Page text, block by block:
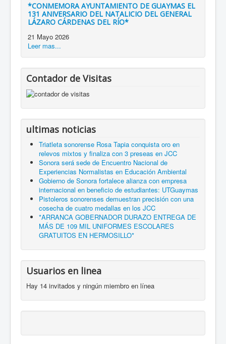
*CONMEMORA AYUNTAMIENTO DE GUAYMAS EL
131 ANIVERSARIO DEL NATALICIO DEL GENERAL
LÁZARO CÁRDENAS DEL RÍO*
21 Mayo 2026
Leer mas...
Contador de Visitas
ultimas noticias
Triatleta sonorense Rosa Tapia conquista oro en
relevos mixtos y finaliza con 3 preseas en JCC
Sonora será sede de Encuentro Nacional de
Experiencias Normalistas en Educación Ambiental
Gobierno de Sonora fortalece alianza con empresa
internacional en beneficio de estudiantes: UTGuaymas
Pistoleros sonorenses demuestran precisión con una
cosecha de cuatro medallas en los JCC
*ARRANCA GOBERNADOR DURAZO ENTREGA DE
MÁS DE 109 MIL UNIFORMES ESCOLARES
GRATUITOS EN HERMOSILLO*
Usuarios en linea
Hay 14 invitados y ningún miembro en línea